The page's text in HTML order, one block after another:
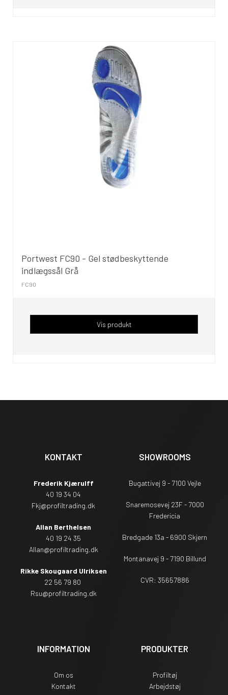
Portwest FC90 - Gel stødbeskyttende
indlægssål Grå
FC90
Vis produkt
KONTAKT
Frederik Kjærulff
40 19 34 04
Fkj@profiltrading.dk
Allan Berthelsen
40 19 24 35
Allan@profiltrading.dk
Rikke Skougaard Ulriksen
22 56 79 80
Rsu@profiltrading.dk
SHOWROOMS
Bugattivej 9 - 7100 Vejle
Snaremosevej 23F - 7000
Fredericia
Bredgade 13a - 6900 Skjern
Montanavej 9 - 7190 Billund
CVR: 35657886
INFORMATION
Om os
Kontakt
PRODUKTER
Profiltøj
Arbejdstøj